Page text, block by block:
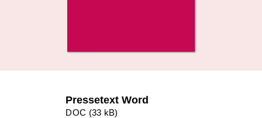
Pressetext Word
DOC (33 kB)